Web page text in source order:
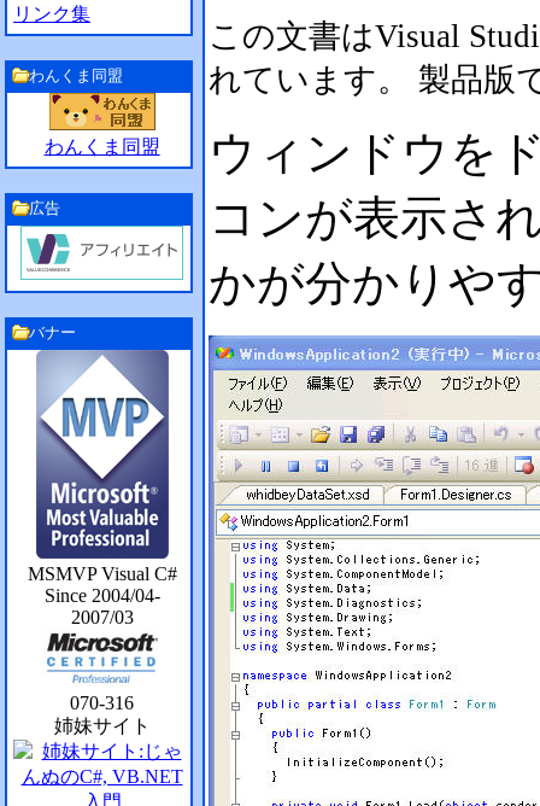
この文書はVisual
れています。 製品版
ウィンドウを
コンが表示さ
かが分かりや
リンク集
わんくま同盟
わんくま同盟
広告
バナー
MSMVP Visual C#
Since 2004/04-
2007/03
070-316
姉妹サイト